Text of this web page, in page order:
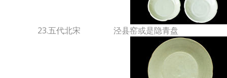
23.五代北宋 泾县窑或是隐青盘